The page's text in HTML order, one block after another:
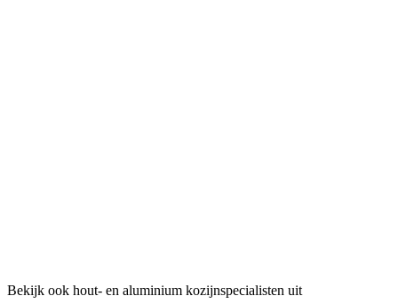
Bekijk ook hout- en aluminium kozijnspecialisten uit